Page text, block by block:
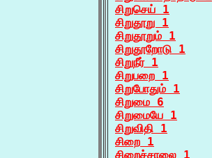
சிறுசெய் 1
சிறுதூறு 1
சிறுதூறும் 1
சிறுதூறோடு 1
சிறுநீர் 1
சிறுபறை 1
சிறுபோதும் 1
சிறுமை 6
சிறுமையே 1
சிறுவிதி 1
சிறை 1
சிறைச்சாலை 1